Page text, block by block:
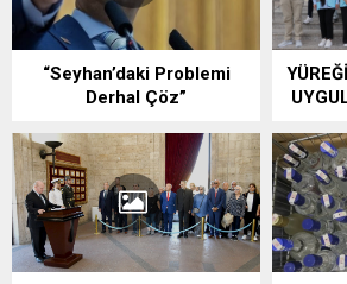
“Seyhan’daki Problemi
Derhal Çöz”